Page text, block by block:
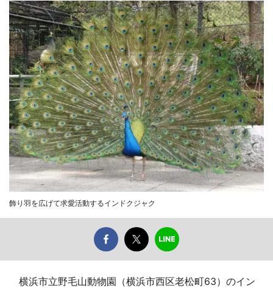
飾り羽を広げて求愛活動するインドクジャク
横浜市立野毛山動物園（横浜市西区老松町63）のイン